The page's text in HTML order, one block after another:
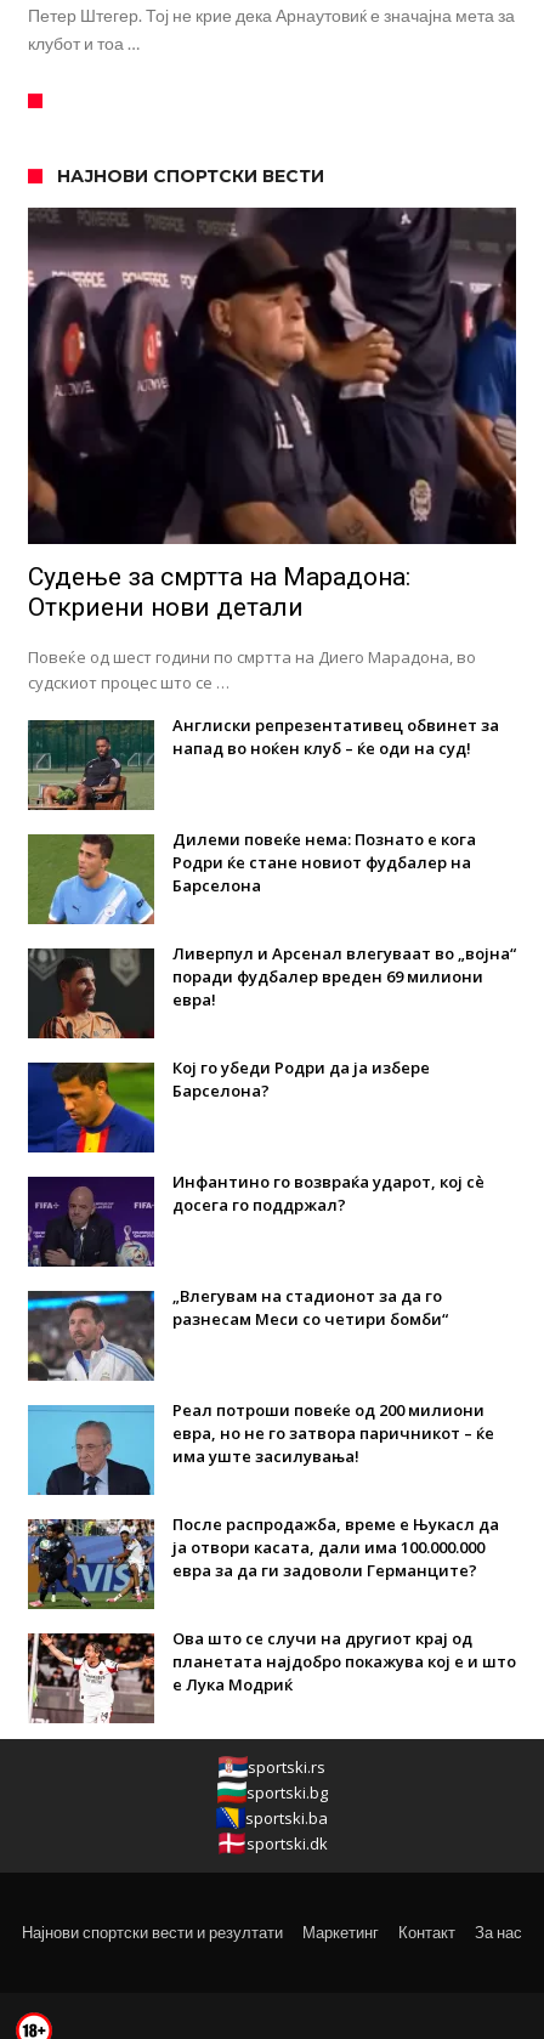
Петер Штегер. Тој не крие дека Арнаутовиќ е значајна мета за
клубот и тоа …
НАЈНОВИ СПОРТСКИ ВЕСТИ
Судење за смртта на Марадона:
Откриени нови детали
Повеќе од шест години по смртта на Диего Марадона, во
судскиот процес што се …
Англиски репрезентативец обвинет за
напад во ноќен клуб – ќе оди на суд!
Дилеми повеќе нема: Познато е кога
Родри ќе стане новиот фудбалер на
Барселона
Ливерпул и Арсенал влегуваат во „војна“
поради фудбалер вреден 69 милиони
евра!
Кој го убеди Родри да ја избере
Барселона?
Инфантино го возвраќа ударот, кој сè
досега го поддржал?
„Влегувам на стадионот за да го
разнесам Меси со четири бомби“
Реал потроши повеќе од 200 милиони
евра, но не го затвора паричникот – ќе
има уште засилувања!
После распродажба, време е Њукасл да
ја отвори касата, дали има 100.000.000
евра за да ги задоволи Германците?
Ова што се случи на другиот крај од
планетата најдобро покажува кој е и што
е Лука Модриќ
sportski.rs
sportski.bg
sportski.ba
sportski.dk
Најнови спортски вести и резултати Маркетинг Контакт За нас